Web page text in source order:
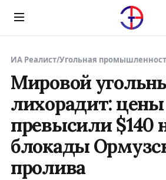
Menu
ИА Реалист/Угольная
Мировой
лихорадит: цены
превысили $140
блокады
пролива